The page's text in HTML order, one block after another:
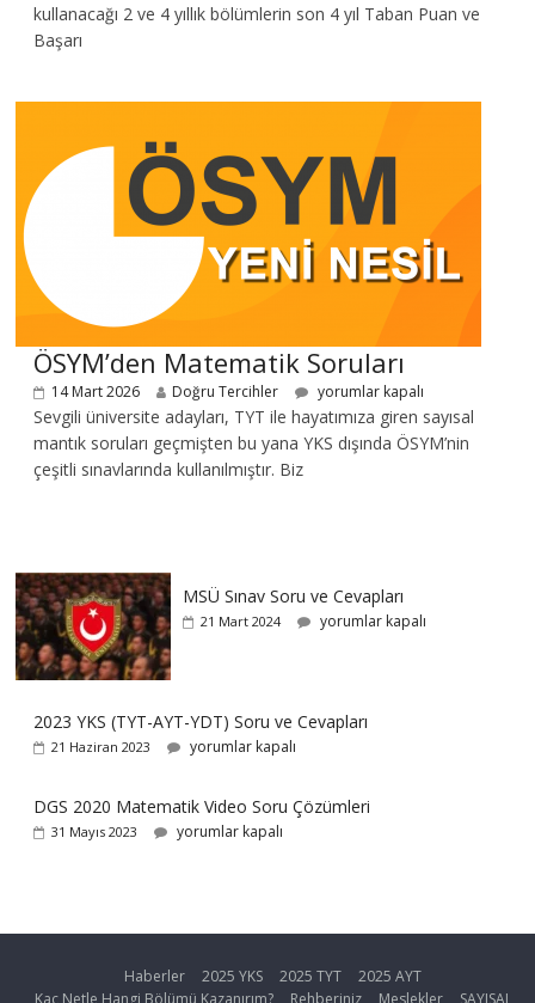
kullanacağı 2 ve 4 yıllık bölümlerin son 4 yıl Taban Puan ve
Başarı
ÖSYM’den Matematik Soruları
14 Mart 2026 Doğru Tercihler yorumlar kapalı
Sevgili üniversite adayları, TYT ile hayatımıza giren sayısal
mantık soruları geçmişten bu yana YKS dışında ÖSYM’nin
çeşitli sınavlarında kullanılmıştır. Biz
MSÜ Sınav Soru ve Cevapları
21 Mart 2024 yorumlar kapalı
2023 YKS (TYT-AYT-YDT) Soru ve Cevapları
21 Haziran 2023 yorumlar kapalı
DGS 2020 Matematik Video Soru Çözümleri
31 Mayıs 2023 yorumlar kapalı
Haberler 2025 YKS 2025 TYT
2025 AYT
Kaç Netle Hangi Bölümü Kazanırım?
Rehberiniz Meslekler SAYISAL